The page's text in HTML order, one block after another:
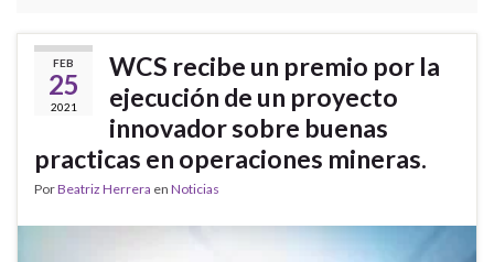
FEB
25
2021
WCS recibe un premio por la
ejecución de un proyecto
innovador sobre buenas
practicas en operaciones mineras.
PorBeatriz Herrera en Noticias